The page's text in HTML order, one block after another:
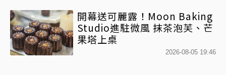
開幕送可麗露！Moon Baking
Studio進駐微風 抹茶泡芙、芒
果塔上桌
2026-08-05 19:46